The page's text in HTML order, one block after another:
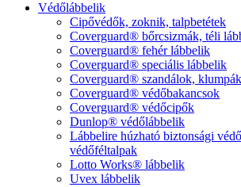
Védőlábbelik
Cipővédők, zoknik, talpbetétek
Coverguard® bőrcsizmák, téli
Coverguard® fehér lábbelik
Coverguard® speciális lábbelik
Coverguard® szandálok, klumpák
Coverguard® védőbakancsok
Coverguard® védőcipők
Dunlop® védőlábbelik
Lábbelire húzható biztonsági
védőféltalpak
Lotto Works® lábbelik
Uvex lábbelik